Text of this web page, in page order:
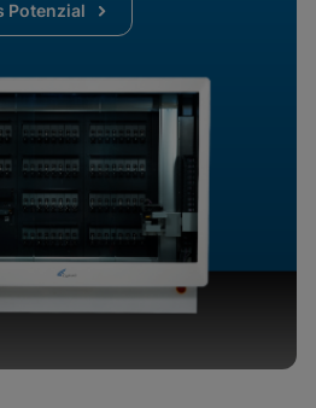
Potenzial